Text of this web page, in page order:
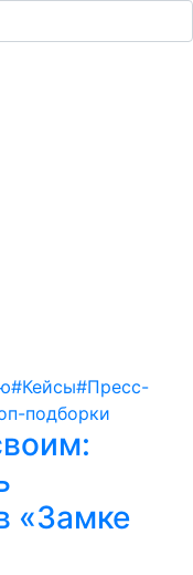
#Кейсы#Пресс-
подборки
«Замке